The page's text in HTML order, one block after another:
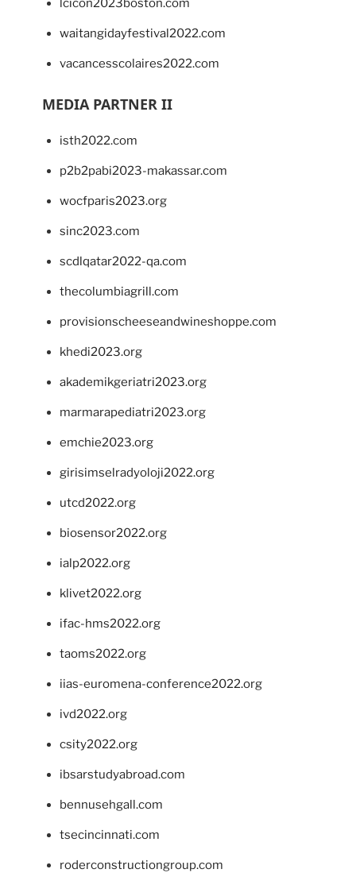
lcicon2023boston.com
waitangidayfestival2022.com
vacancesscolaires2022.com
MEDIA PARTNER II
isth2022.com
p2b2pabi2023-makassar.com
wocfparis2023.org
sinc2023.com
scdlqatar2022-qa.com
thecolumbiagrill.com
provisionscheeseandwineshoppe.com
khedi2023.org
akademikgeriatri2023.org
marmarapediatri2023.org
emchie2023.org
girisimselradyoloji2022.org
utcd2022.org
biosensor2022.org
ialp2022.org
klivet2022.org
ifac-hms2022.org
taoms2022.org
iias-euromena-conference2022.org
ivd2022.org
csity2022.org
ibsarstudyabroad.com
bennusehgall.com
tsecincinnati.com
roderconstructiongroup.com